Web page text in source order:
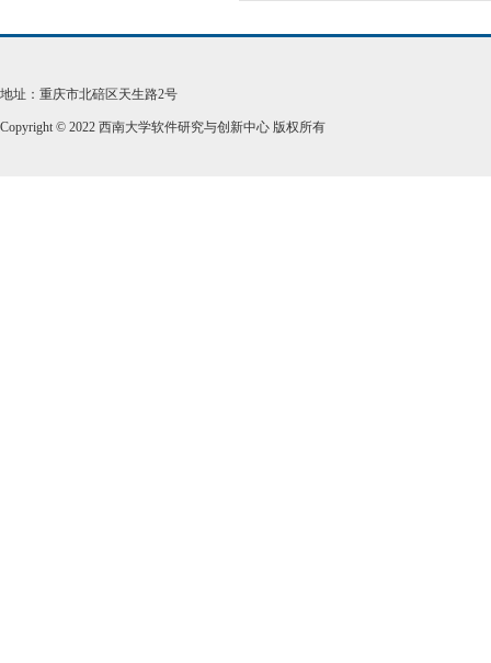
地址：重庆市北碚区天生路2号
Copyright © 2022 西南大学软件研究与创新中心 版权所有